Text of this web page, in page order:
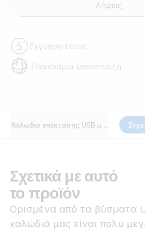
Λήψεις
Εγγύηση έτους
Παγκόσμια υποστήριξη
Καλώδιο επέκτασης USB με ορθή
Σχετικά με αυτό
το προϊόν
Ορισμένα από τα βύσματα
καλώδιά μας είναι πολύ